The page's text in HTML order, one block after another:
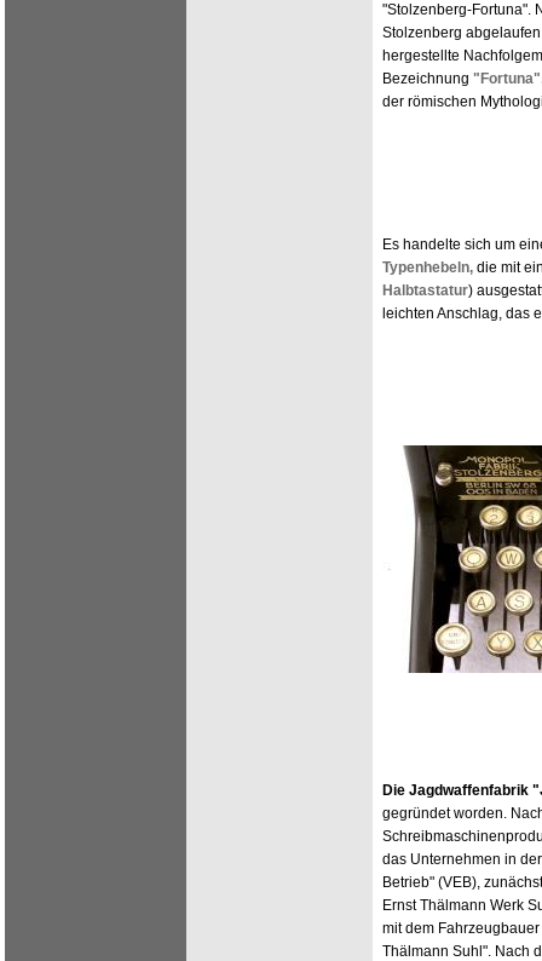
"Stolzenberg-Fortuna".
Stolzenberg
hergestellte
Bezeichnung
der römischen
Es handelte sich um
Typenhebeln, die mit
Halbtastatur)
leichten Anschlag, das
Die Jagdwaffenfabrik
gegründet worden.
das Unternehmen in
Betrieb" (VEB),
Ernst Thälmann Werk
mit dem
Thälmann Suhl". Nach